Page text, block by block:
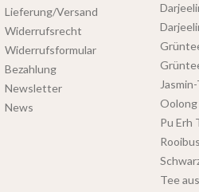
Lieferung/Versand
Widerrufsrecht
Widerrufsformular
Bezahlung
Newsletter
News
Pu Erh
Tee